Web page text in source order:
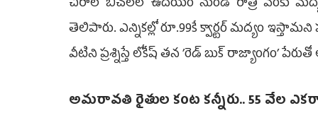
తెలిపారు. ఎన్నికల్లో రూ.99కే క్వార్టర్‌ మద్యం
వీటిని ప్రశ్నిస్తే లోకేష్‌ తన ’రెడ్‌ బుక్‌ రాజ్యాంగం’ పేరుతో
అమరావతి రైతుల కంట కన్నీరు.. 55